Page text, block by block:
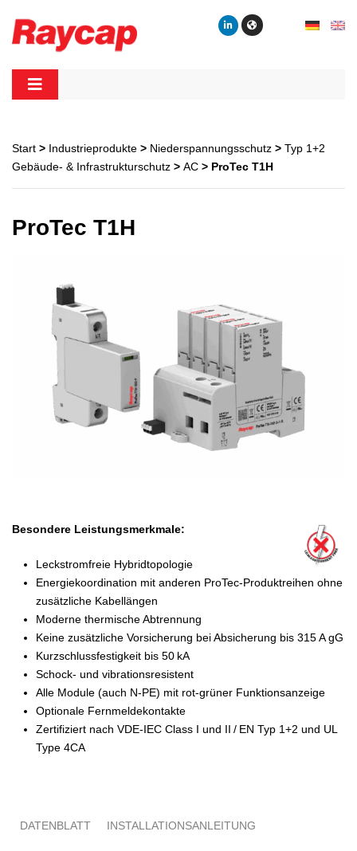
content
Start > Industrieprodukte > Niederspannungsschutz > Typ 1+2
Gebäude- & Infrastrukturschutz > AC > ProTec T1H
ProTec T1H
Besondere Leistungsmerkmale:
Leckstromfreie Hybridtopologie
Energiekoordination mit anderen ProTec-Produktreihen ohne
zusätzliche Kabellängen
Moderne thermische Abtrennung
Keine zusätzliche Vorsicherung bei Absicherung bis 315 A gG
Kurzschlussfestigkeit bis 50 kA
Schock- und vibrationsresistent
Alle Module (auch N-PE) mit rot-grüner Funktionsanzeige
Optionale Fernmeldekontakte
Zertifiziert nach VDE-IEC Class I und II / EN Typ 1+2 und UL
Type 4CA
DATENBLATT INSTALLATIONSANLEITUNG